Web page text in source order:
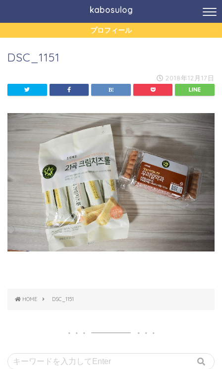
kabosulog
プロフィール
DSC_1151
2018年12月17日
HOME DSC_1151